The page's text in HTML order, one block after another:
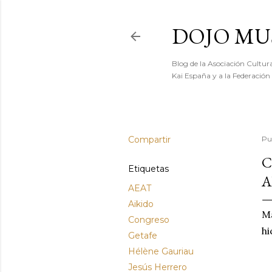
DOJO
Blog de la Asociación
Kai España y a la
Compartir
Etiquetas
AEAT
Aikido
Congreso
Getafe
Hélène Gauriau
Jesús Herrero